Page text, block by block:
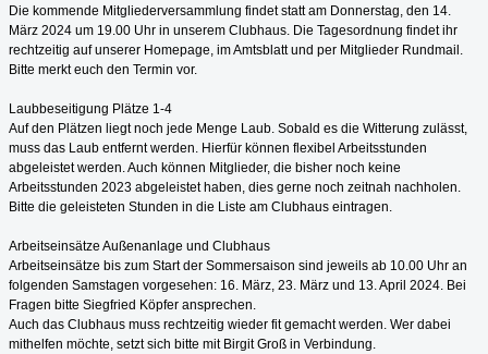
Die kommende Mitgliederversammlung findet statt am Donnerstag, den 14.
März 2024 um 19.00 Uhr in unserem Clubhaus. Die Tagesordnung findet ihr
rechtzeitig auf unserer Homepage, im Amtsblatt und per Mitglieder Rundmail.
Bitte merkt euch den Termin vor.
Laubbeseitigung Plätze 1-4
Auf den Plätzen liegt noch jede Menge Laub. Sobald es die Witterung zulässt,
muss das Laub entfernt werden. Hierfür können flexibel Arbeitsstunden
abgeleistet werden. Auch können Mitglieder, die bisher noch keine
Arbeitsstunden 2023 abgeleistet haben, dies gerne noch zeitnah nachholen.
Bitte die geleisteten Stunden in die Liste am Clubhaus eintragen.
Arbeitseinsätze Außenanlage und Clubhaus
Arbeitseinsätze bis zum Start der Sommersaison sind jeweils ab 10.00 Uhr an
folgenden Samstagen vorgesehen: 16. März, 23. März und 13. April 2024. Bei
Fragen bitte Siegfried Köpfer ansprechen.
Auch das Clubhaus muss rechtzeitig wieder fit gemacht werden. Wer dabei
mithelfen möchte, setzt sich bitte mit Birgit Groß in Verbindung.